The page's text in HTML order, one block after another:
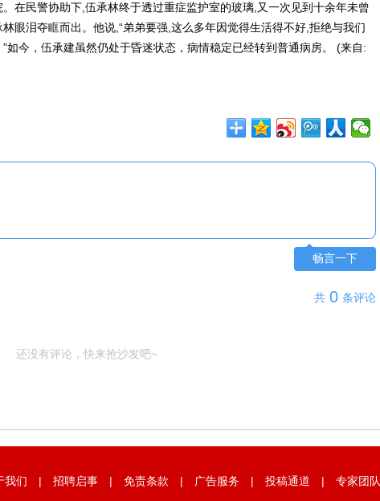
在民警协助下,伍承林终于透过重症监护室的玻璃,又一次见到十余年未曾
眼泪夺眶而出。他说,“弟弟要强,这么多年因觉得生活得不好,拒绝与我们
如今，伍承建虽然仍处于昏迷状态，病情稳定已经转到普通病房。 (来自:
畅言一下
共 0 条评论
还没有评论，快来抢沙发吧~
我们 | 招聘启事 | 免责条款 | 广告服务 | 投稿通道 | 专家团队